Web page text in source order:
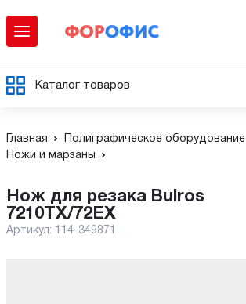
Каталог товаров
Главная Полиграфическое оборудование
Ножи и марзаны
Нож для резака Bulros
7210TX/72EX
Артикул: 114-349871